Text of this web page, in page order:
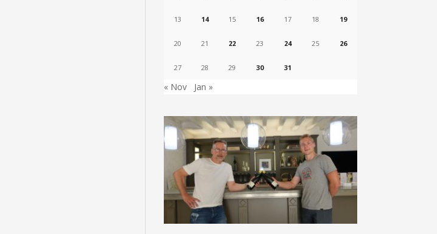
13 14 15 16 17 18 19
20 21 22 23 24 25 26
27 28 29 30 31
« Nov Jan »